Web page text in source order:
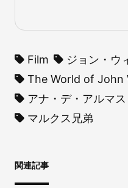
Film
ジョン・ウ
The World of John
アナ・デ・アルマス
マルクス兄弟
関連記事